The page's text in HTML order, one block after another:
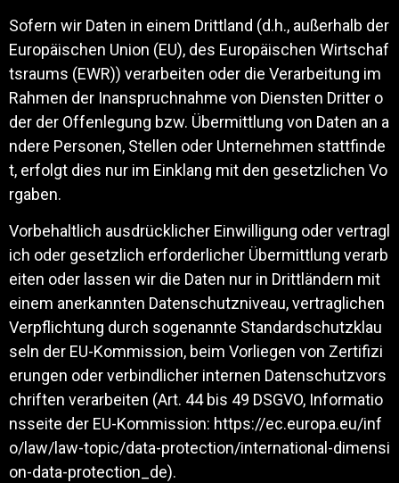
Sofern wir Daten in einem Drittland (d.h., außerhalb der
Europäischen Union (EU), des Europäischen Wirtschaf
tsraums (EWR)) verarbeiten oder die Verarbeitung im
Rahmen der Inanspruchnahme von Diensten Dritter o
der der Offenlegung bzw. Übermittlung von Daten an a
ndere Personen, Stellen oder Unternehmen stattfinde
t, erfolgt dies nur im Einklang mit den gesetzlichen Vo
rgaben.
Vorbehaltlich ausdrücklicher Einwilligung oder vertragl
ich oder gesetzlich erforderlicher Übermittlung verarb
eiten oder lassen wir die Daten nur in Drittländern mit
einem anerkannten Datenschutzniveau, vertraglichen
Verpflichtung durch sogenannte Standardschutzklau
seln der EU-Kommission, beim Vorliegen von Zertifizi
erungen oder verbindlicher internen Datenschutzvors
chriften verarbeiten (Art. 44 bis 49 DSGVO, Informatio
nsseite der EU-Kommission: https://ec.europa.eu/inf
o/law/law-topic/data-protection/international-dimensi
on-data-protection_de).